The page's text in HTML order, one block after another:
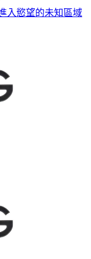
入慾望的未知區域